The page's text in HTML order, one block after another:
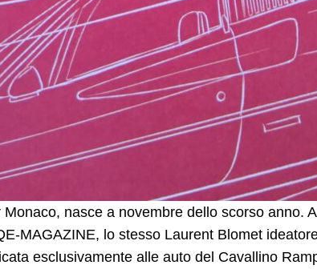
Monaco, nasce a novembre dello scorso anno.
MAGAZINE, lo stesso Laurent Blomet
esclusivamente alle auto del Cavallino